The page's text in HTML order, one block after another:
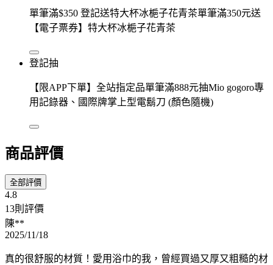
單筆滿$350 登記送特大杯冰梔子花青茶單筆滿350元送
【電子票券】特大杯冰梔子花青茶
登記抽
【限APP下單】全站指定品單筆滿888元抽Mio gogoro專
用記錄器、國際牌掌上型電鬍刀 (顏色隨機)
商品評價
全部評價
4.8
13則評價
陳**
2025/11/18
真的很舒服的材質！愛用浴巾的我，曾經買過又厚又粗糙的材